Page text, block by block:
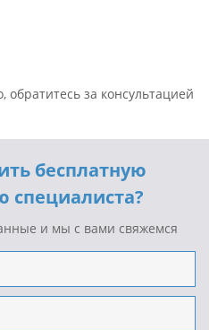
за консультацией
бесплатную
специалиста?
и мы с вами свяжемся